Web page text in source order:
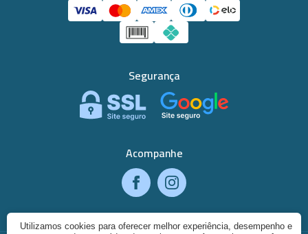
Segurança
Acompanhe
Utilizamos cookies para oferecer melhor experiência, desempenho e